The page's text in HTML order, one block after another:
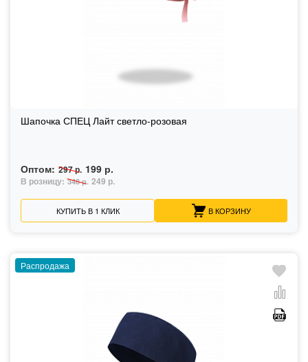
Шапочка СПЕЦ Лайт светло-розовая
Оптом: 297 р. 199 р.
В розницу: 348 р. 249 р.
КУПИТЬ В 1 КЛИК В КОРЗИНУ
Распродажа